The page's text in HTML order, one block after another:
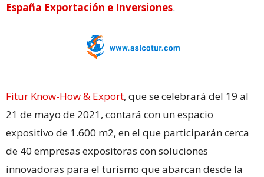
España Exportación e Inversiones.
Fitur Know-How & Export, que se celebrará del 19 al
21 de mayo de 2021, contará con un espacio
expositivo de 1.600 m2, en el que participarán cerca
de 40 empresas expositoras con soluciones
innovadoras para el turismo que abarcan desde la